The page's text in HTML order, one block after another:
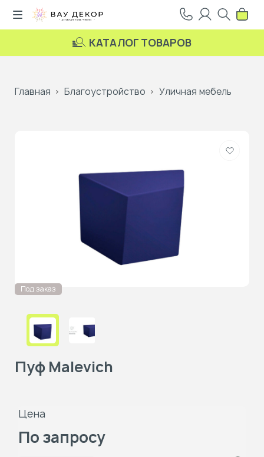
КАТАЛОГ ТОВАРОВ
Главная Благоустройство Уличная мебель
Под заказ
Пуф Malevich
Цена
По запросу